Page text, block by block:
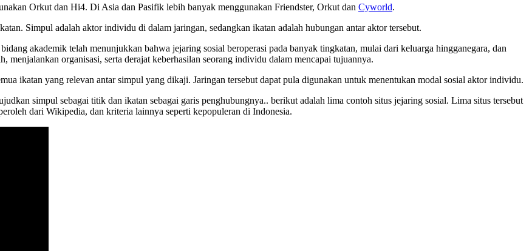
Orkut dan Hi4. Di Asia dan Pasifik lebih banyak menggunakan Friendster, Orkut dan Cyworld.
Simpul adalah aktor individu di dalam jaringan, sedangkan ikatan adalah hubungan antar aktor tersebut.
akademik telah menunjukkan bahwa jejaring sosial beroperasi pada banyak tingkatan, mulai dari keluarga hingganegara, dan
menjalankan organisasi, serta derajat keberhasilan seorang individu dalam mencapai tujuannya.
ikatan yang relevan antar simpul yang dikaji. Jaringan tersebut dapat pula digunakan untuk menentukan modal sosial aktor individu.
simpul sebagai titik dan ikatan sebagai garis penghubungnya.. berikut adalah lima contoh situs jejaring sosial. Lima situs tersebut
dari Wikipedia, dan kriteria lainnya seperti kepopuleran di Indonesia.